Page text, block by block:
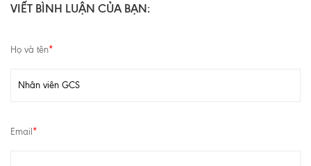
VIẾT BÌNH LUẬN CỦA BẠN:
Họ và tên*
Email *